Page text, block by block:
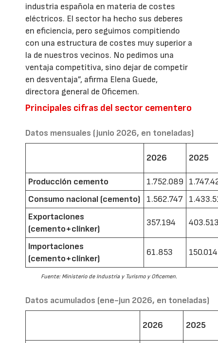
industria española en materia de costes
eléctricos. El sector ha hecho sus deberes
en eficiencia, pero seguimos compitiendo
con una estructura de costes muy superior a
la de nuestros vecinos. No pedimos una
ventaja competitiva, sino dejar de competir
en desventaja”, afirma Elena Guede,
directora general de Oficemen.
Principales cifras del sector cementero
Datos mensuales (junio 2026, en toneladas)
2026 2025
Producción cemento 1.752.089
Consumo nacional (cemento)
1.562.747
Exportaciones
(cemento+clínker)
357.194
Importaciones
(cemento+clínker)
61.853 150.014
Fuente: Ministerio de Industria y Turismo y Oficemen.
Datos acumulados (ene-jun 2026, en toneladas)
2026 2025